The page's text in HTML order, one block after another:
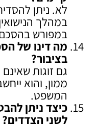
לא. ניתן
במהלך
במפורש
מה דינו של
בציבור?
גם זוגות
ממון, והוא
המשפט.
כיצד ניתן
לשני הצדדים?